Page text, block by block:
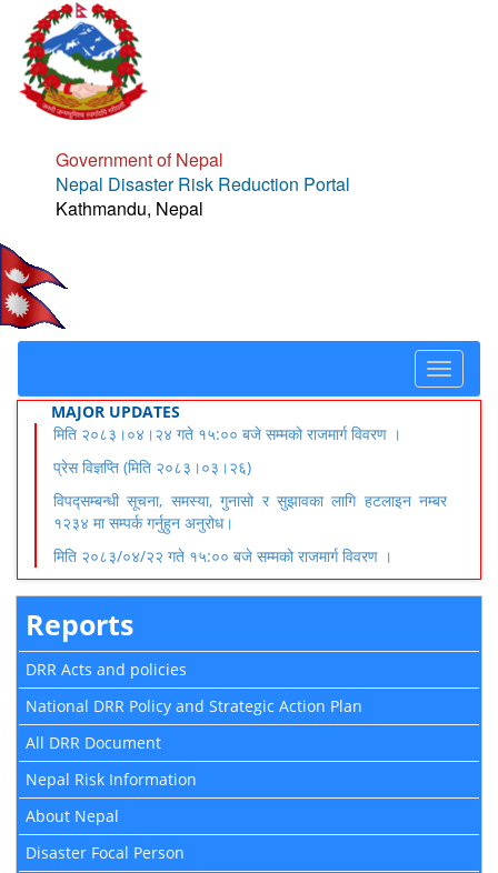
Government of Nepal
Nepal Disaster Risk Reduction Portal
Kathmandu, Nepal
Toggle
MAJOR UPDATES
मिति २०८३।०४।२४ गते १५:०० बजे सम्मको राजमार्ग विवरण ।
प्रेस विज्ञप्ति (मिति २०८३।०३।२६)
विपद्सम्बन्धी सूचना, समस्या, गुनासो र सुझावका लागि हटलाइन नम्बर
१२३४ मा सम्पर्क गर्नुहुन अनुरोध।
मिति २०८३/०४/२२ गते १५:०० बजे सम्मको राजमार्ग विवरण ।
Reports
DRR Acts and policies
National DRR Policy and Strategic Action Plan
All DRR Document
Nepal Risk Information
About Nepal
Disaster Focal Person